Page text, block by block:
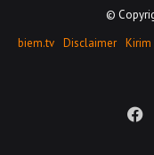
©
biem.tv Disclaimer Kirim